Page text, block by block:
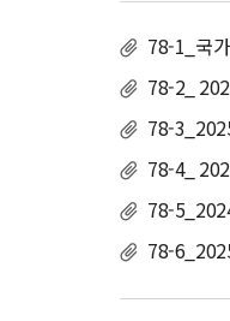
78-1_국
78-2_
78-
78-4_
78-
78-